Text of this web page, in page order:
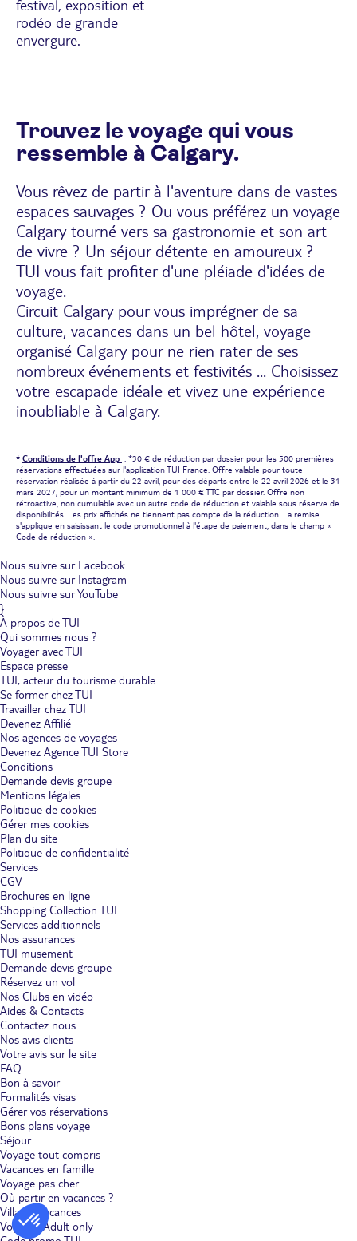
festival, exposition et
rodéo de grande
envergure.
Trouvez le voyage qui vous
ressemble à Calgary.
Vous rêvez de partir à l'aventure dans de vastes
espaces sauvages ? Ou vous préférez un voyage
Calgary tourné vers sa gastronomie et son art
de vivre ? Un séjour détente en amoureux ?
TUI vous fait profiter d'une pléiade d'idées de
voyage.
Circuit Calgary pour vous imprégner de sa
culture, vacances dans un bel hôtel, voyage
organisé Calgary pour ne rien rater de ses
nombreux événements et festivités ... Choisissez
votre escapade idéale et vivez une expérience
inoubliable à Calgary.
* Conditions de l'offre App : *30 € de réduction par dossier pour les 500 premières
réservations effectuées sur l'application TUI France. Offre valable pour toute
réservation réalisée à partir du 22 avril, pour des départs entre le 22 avril 2026 et le 31
mars 2027, pour un montant minimum de 1 000 € TTC par dossier. Offre non
rétroactive, non cumulable avec un autre code de réduction et valable sous réserve de
disponibilités. Les prix affichés ne tiennent pas compte de la réduction. La remise
s'applique en saisissant le code promotionnel à l'étape de paiement, dans le champ «
Code de réduction ».
Nous suivre sur Facebook
Nous suivre sur Instagram
Nous suivre sur YouTube
}
À propos de TUI
Qui sommes nous ?
Voyager avec TUI
Espace presse
TUI, acteur du tourisme durable
Se former chez TUI
Travailler chez TUI
Devenez Affilié
Nos agences de voyages
Devenez Agence TUI Store
Conditions
Demande devis groupe
Mentions légales
Politique de cookies
Gérer mes cookies
Plan du site
Politique de confidentialité
Services
CGV
Brochures en ligne
Shopping Collection TUI
Services additionnels
Nos assurances
TUI musement
Demande devis groupe
Réservez un vol
Nos Clubs en vidéo
Aides & Contacts
Contactez nous
Nos avis clients
Votre avis sur le site
FAQ
Bon à savoir
Formalités visas
Gérer vos réservations
Bons plans voyage
Séjour
Voyage tout compris
Vacances en famille
Voyage pas cher
Où partir en vacances ?
Villages vacances
Voyages Adult only